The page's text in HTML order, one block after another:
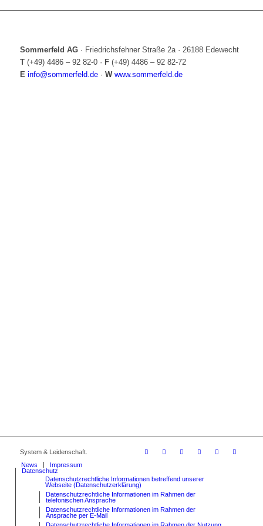
Sommerfeld AG · Friedrichsfehner Straße 2a · 26188 Edewecht
T(+49) 4486 – 92 82-0 · F(+49) 4486 – 92 82-72
E info@sommerfeld.de · W www.sommerfeld.de
System & Leidenschaft.
News
Impressum
Datenschutz
Datenschutzrechtliche Informationen betreffend unserer
Webseite (Datenschutzerklärung)
Datenschutzrechtliche Informationen im Rahmen der
telefonischen Ansprache
Datenschutzrechtliche Informationen im Rahmen der
Ansprache per E-Mail